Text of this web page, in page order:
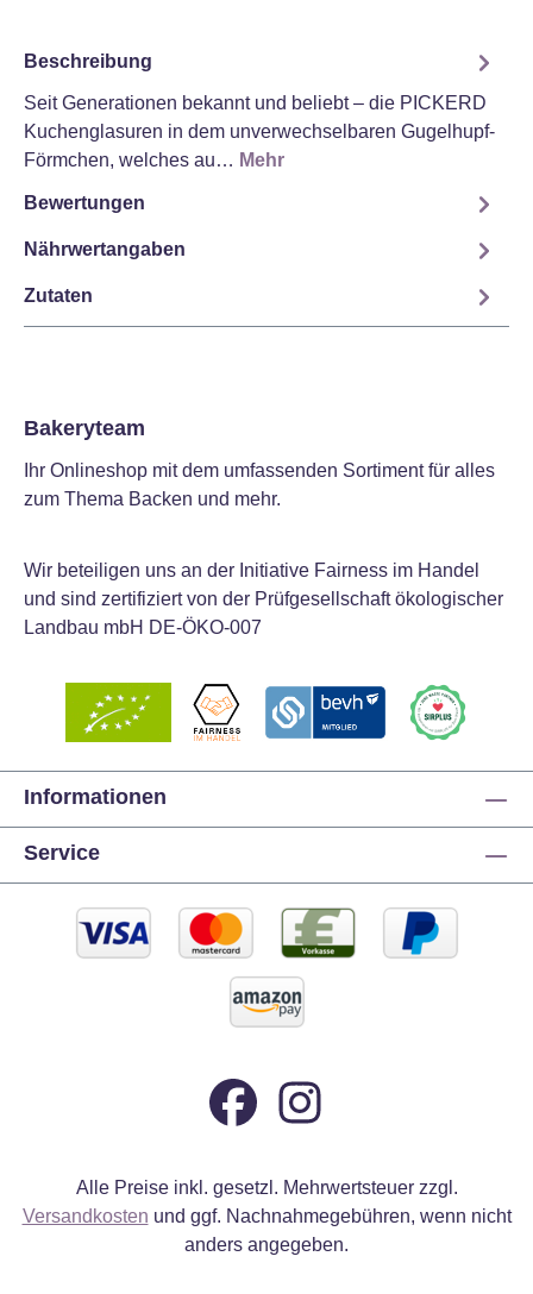
Beschreibung
Seit Generationen bekannt und beliebt – die PICKERD
Kuchenglasuren in dem unverwechselbaren Gugelhupf-
Förmchen, welches au… Mehr
Bewertungen
Nährwertangaben
Zutaten
Bakeryteam
Ihr Onlineshop mit dem umfassenden Sortiment für alles
zum Thema Backen und mehr.
Wir beteiligen uns an der Initiative Fairness im Handel
und sind zertifiziert von der Prüfgesellschaft ökologischer
Landbau mbH DE-ÖKO-007
Informationen
Service
Alle Preise inkl. gesetzl. Mehrwertsteuer zzgl.
Versandkosten und ggf. Nachnahmegebühren, wenn nicht
anders angegeben.